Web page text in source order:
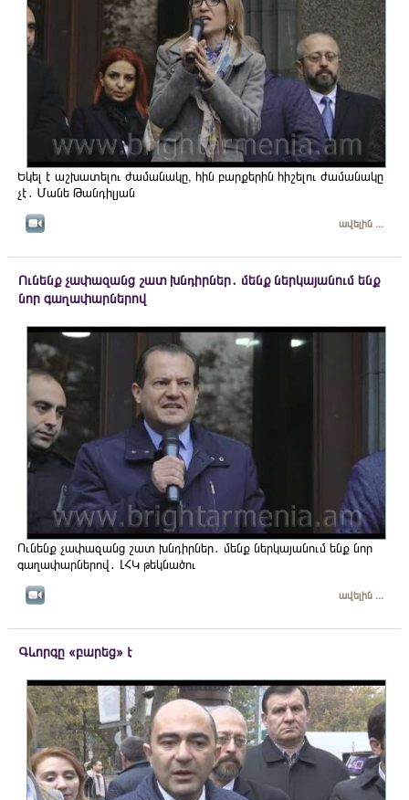
Եկել է աշխատելու ժամանակը, հին բարքերին հիշելու ժամանակը
չէ․ Մանե Թանդիլյան
ավելին ...
Ունենք չափազանց շատ խնդիրներ․ մենք ներկայանում ենք
նոր գաղափարներով
Ունենք չափազանց շատ խնդիրներ․ մենք ներկայանում ենք նոր
գաղափարներով․ ԼՀԿ թեկնածու
ավելին ...
Գևորգը «բարեց» է